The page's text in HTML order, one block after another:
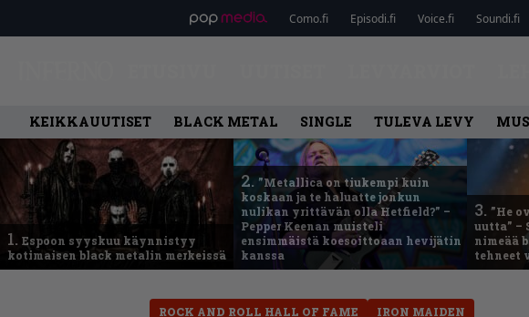
Como.fi Episodi.fi Voice.fi Soundi.fi
KEIKKAUUTISET BLACK METAL SINGLE TULEVA LEVY
1. Espoon syyskuu käynnistyy
kotimaisen black metalin merkeissä
2. ”Metallica on tiukempi kuin
koskaan ja te haluatte jonkun
nulikan yrittävän olla Hetfield?” –
Pepper Keenan muisteli
ensimmäistä koesoittoaan hevijätin
kanssa
3. ”He
uutta” –
nimeää
tehneet
ROCK AND ROLL HALL OF FAME IRON MAIDEN